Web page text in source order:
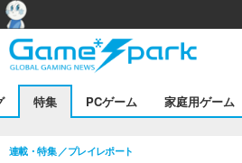
特集 PCゲーム 家庭用ゲーム
連載・特集 プレイレポート